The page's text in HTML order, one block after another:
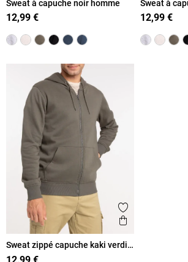
Sweat à capuche noir homme
12,99 €
Sweat à
chiné homme
12,99 €
Ajouter aux
Aperçu rapide
Sweat zippé capuche kaki verdi
homme
12,99 €